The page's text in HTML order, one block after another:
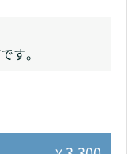
す。